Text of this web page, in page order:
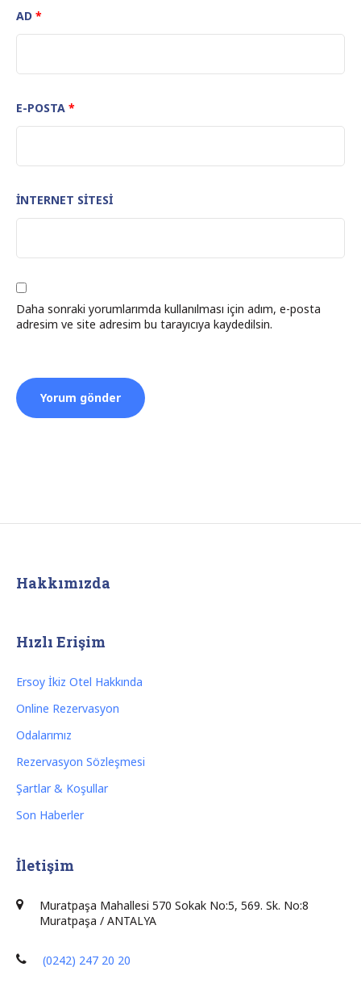
AD *
E-POSTA *
İNTERNET SITESI
Daha sonraki yorumlarımda kullanılması için adım, e-posta
adresim ve site adresim bu tarayıcıya kaydedilsin.
Hakkımızda
Hızlı Erişim
Ersoy İkiz Otel Hakkında
Online Rezervasyon
Odalarımız
Rezervasyon Sözleşmesi
Şartlar & Koşullar
Son Haberler
İletişim
Muratpaşa Mahallesi 570 Sokak No:5, 569. Sk. No:8
Muratpaşa / ANTALYA
(0242) 247 20 20